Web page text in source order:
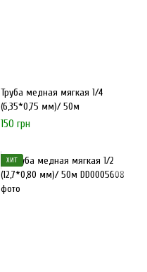
Труба медная мягкая 1/4
(6,35*0,75 мм)/ 50м
150 грн
ХИТ